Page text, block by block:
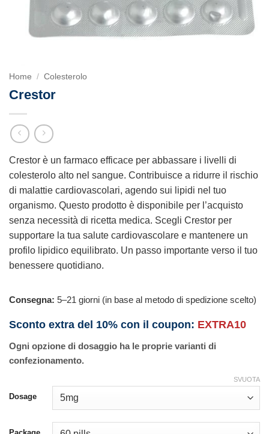
Home / Colesterolo
Crestor
Crestor è un farmaco efficace per abbassare i livelli di
colesterolo alto nel sangue. Contribuisce a ridurre il rischio
di malattie cardiovascolari, agendo sui lipidi nel tuo
organismo. Questo prodotto è disponibile per l’acquisto
senza necessità di ricetta medica. Scegli Crestor per
supportare la tua salute cardiovascolare e mantenere un
profilo lipidico equilibrato. Un passo importante verso il tuo
benessere quotidiano.
Consegna: 5–21 giorni (in base al metodo di spedizione scelto)
Sconto extra del 10% con il coupon: EXTRA10
Ogni opzione di dosaggio ha le proprie varianti di
confezionamento.
Dosage
SVUOTA